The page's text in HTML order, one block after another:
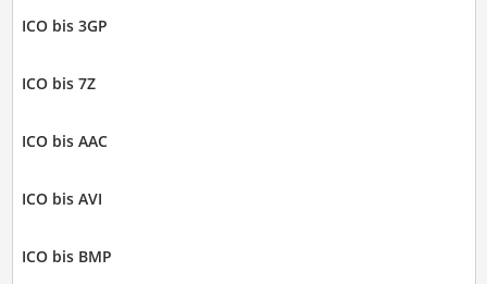
ICO bis 3GP
ICO bis 7Z
ICO bis AAC
ICO bis AVI
ICO bis BMP